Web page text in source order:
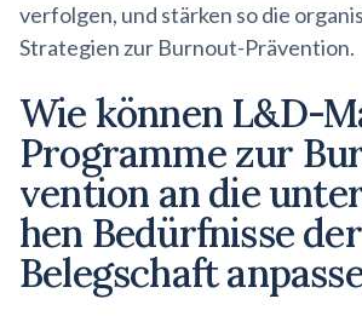
verfolgen, und stärken so die
Strategien zur Burnout-Prävention.
Wie können L&D-
Programme zur
vention an die
hen Bedürfnisse der
Belegschaft